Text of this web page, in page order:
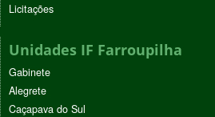
Licitações
Unidades IF Farroupilha
Gabinete
Alegrete
Caçapava do Sul